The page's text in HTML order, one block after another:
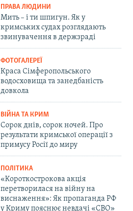
ПРАВА ЛЮДИНИ
Мить – і ти шпигун. Як у
кримських судах розглядають
звинувачення в держзраді
ФОТОГАЛЕРЕЇ
Краса Сімферопольського
водосховища та занедбаність
довкола
ВІЙНА ТА КРИМ
Сорок днів, сорок ночей. Про
результати кримської операції з
примусу Росії до миру
ПОЛІТИКА
«Короткострокова акція
перетворилася на війну на
виснаження»: Як пропаганда РФ
у Криму пояснює невдачі «СВО»